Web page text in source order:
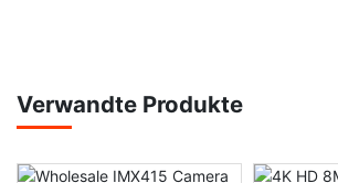
Verwandte Produkte